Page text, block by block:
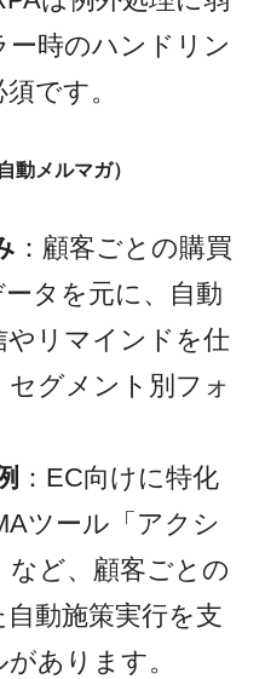
ー時のハンドリン
です。
メルマガ）
：顧客ごとの購買
タを元に、自動
やリマインドを仕
グメント別フォ
：EC向けに特化
ツール「アクシ
など、顧客ごとの
動施策実行を支
あります。